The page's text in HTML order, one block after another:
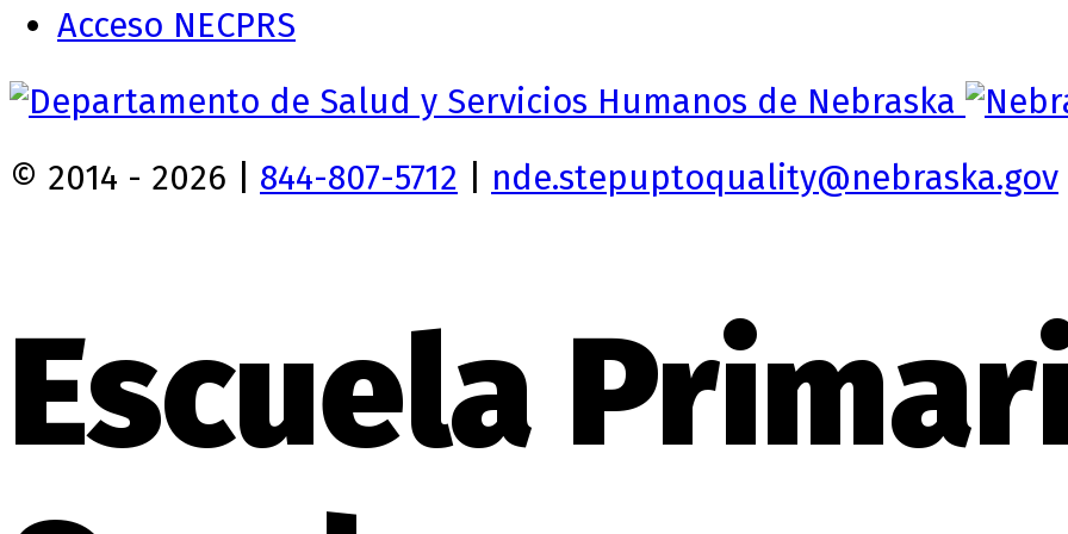
Acceso NECPRS
© 2014 - 2026 | 844-807-5712 nde.stepuptoquality@nebraska.gov
Escuela